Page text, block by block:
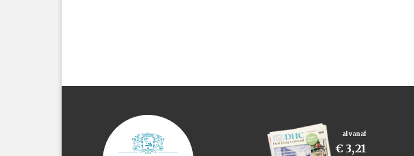
al vanaf
€ 3,21